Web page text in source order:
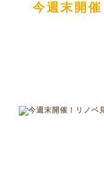
今週末開